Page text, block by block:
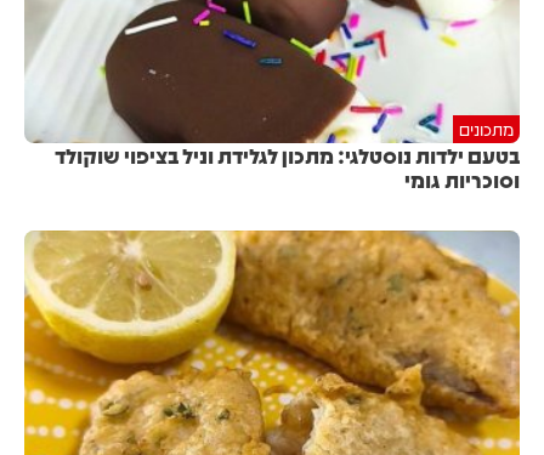
מתכונים
בטעם ילדות נוסטלגי: מתכון לגלידת וניל בציפוי שוקולד
וסוכריות גומי